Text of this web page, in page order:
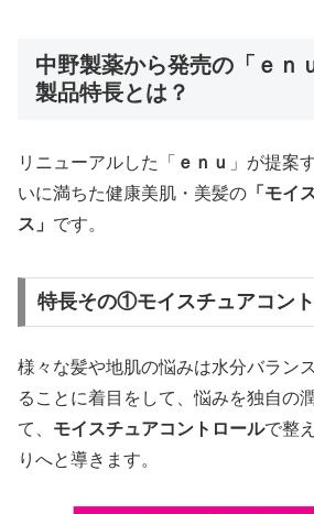
中野製薬から発売の「ｅｎ
製品特長とは？
リニューアルした「 ｅｎｕ 」が提案
いに満ちた健康美肌・美髪の 「モイ
ス」 です。
特長その①モイスチュアコン
様々な髪や地肌の悩みは水分バラン
ることに着目をして、悩みを独自の
て、 モイスチュアコントロールで整
りへと導きます。